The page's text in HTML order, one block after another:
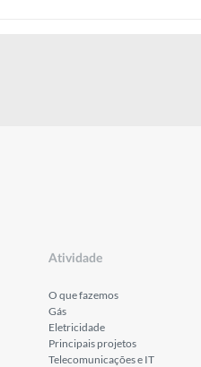
Atividade
O que fazemos
Gás
Eletricidade
Principais projetos
Telecomunicações e IT